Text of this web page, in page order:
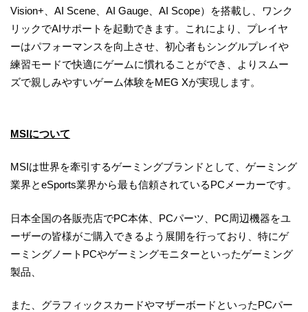
Vision+、AI Scene、AI Gauge、AI Scope）を搭載し、ワンク
リックでAIサポートを起動できます。これにより、プレイヤ
ーはパフォーマンスを向上させ、初心者もシングルプレイや
練習モードで快適にゲームに慣れることができ、よりスムー
ズで親しみやすいゲーム体験をMEG Xが実現します。
MSIについて
MSIは世界を牽引するゲーミングブランドとして、ゲーミング
業界とeSports業界から最も信頼されているPCメーカーです。
日本全国の各販売店でPC本体、PCパーツ、PC周辺機器をユ
ーザーの皆様がご購入できるよう展開を行っており、特にゲ
ーミングノートPCやゲーミングモニターといったゲーミング
製品、
また、グラフィックスカードやマザーボードといったPCパー